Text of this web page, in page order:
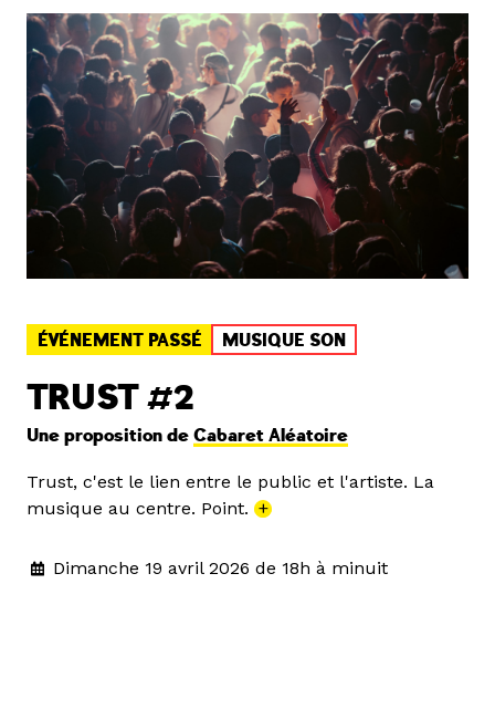
ÉVÉNEMENT PASSÉ MUSIQUE SON
TRUST #2
Une proposition de Cabaret Aléatoire
Trust, c'est le lien entre le public et l'artiste. La
musique au centre. Point. +
Dimanche 19 avril 2026 de 18h à minuit